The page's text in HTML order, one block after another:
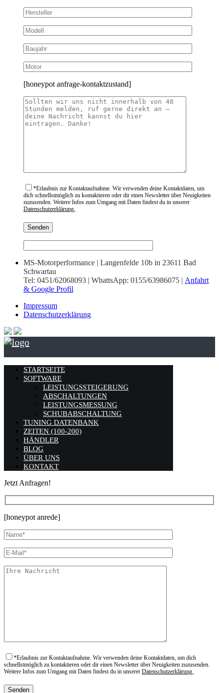
[honeypot anfrage-kontaktzustand]
*Erlaubnis zur Kontaktaufnahme. Wir verwenden deine Kontaktdaten, um
dich schnellstmöglich zu kontaktieren oder dir einen Newsletter über Neuigkeiten
zuzusenden. Weitere Infos zum Umgang mit Daten findest du in unserer
Datenschutzerklärung.
MS-Motorperformance | Langenfelde 10b in 23611 Bad
Schwartau
Tel: 0451/62068093 | WhattsApp: 0155/63986075 | Anfahrt
& Google Profil
Impressum
Datenschutzerklärung
STARTSEITE
SOFTWARE
LEISTUNGSSTEIGERUNG
ABSCHALTUNGEN
LEISTUNGSMESSUNG
SCHUBABSCHALTUNG
TUNING DATENBANK
ZEITEN (100-200)
HÄNDLER
BLOG
ÜBER UNS
KONTAKT
Jetzt Anfragen!
[honeypot anrede]
*Erlaubnis zur Kontaktaufnahme. Wir verwenden deine Kontaktdaten, um dich
schnellstmöglich zu kontaktieren oder dir einen Newsletter über Neuigkeiten zuzusenden.
Weitere Infos zum Umgang mit Daten findest du in unserer Datenschutzerklärung.